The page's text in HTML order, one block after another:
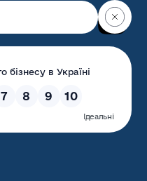
обласна